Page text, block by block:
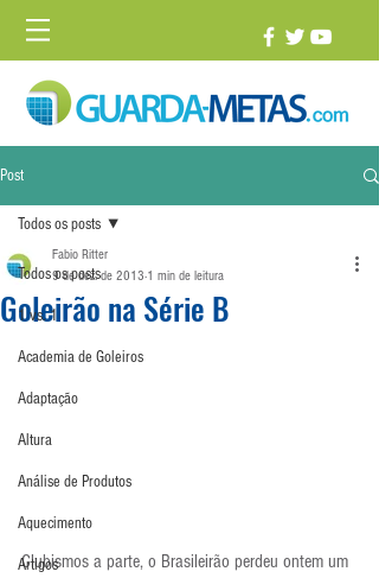
Post
Todos os posts
1 vs. 1
Academia de Goleiros
Adaptação
Altura
Análise de Produtos
Aquecimento
Artigos
Todos os posts
Goleirão na Série B
Fabio Ritter
9 de dez. de 2013 1 min de leitura
Clubismos a parte, o Brasileirão perdeu ontem um